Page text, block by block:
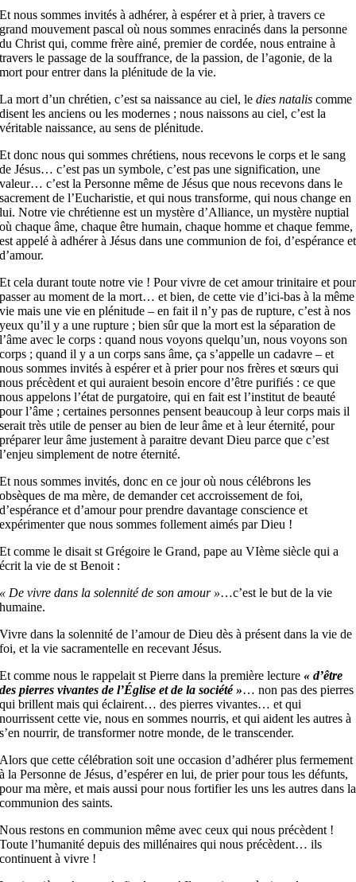
Et nous sommes invités à adhérer, à espérer et à prier, à travers ce
grand mouvement pascal où nous sommes enracinés dans la personne
du Christ qui, comme frère ainé, premier de cordée, nous entraine à
travers le passage de la souffrance, de la passion, de l’agonie, de la
mort pour entrer dans la plénitude de la vie.
La mort d’un chrétien, c’est sa naissance au ciel, ledies natalis comme
disent les anciens ou les modernes ; nous naissons au ciel, c’est la
véritable naissance, au sens de plénitude.
Et donc nous qui sommes chrétiens, nous recevons le corps et le sang
de Jésus… c’est pas un symbole, c’est pas une signification, une
valeur… c’est la Personne même de Jésus que nous recevons dans le
sacrement de l’Eucharistie, et qui nous transforme, qui nous change en
lui. Notre vie chrétienne est un mystère d’Alliance, un mystère nuptial
où chaque âme, chaque être humain, chaque homme et chaque femme,
est appelé à adhérer à Jésus dans une communion de foi, d’espérance et
d’amour.
Et cela durant toute notre vie ! Pour vivre de cet amour trinitaire et pour
passer au moment de la mort… et bien, de cette vie d’ici-bas à la même
vie mais une vie en plénitude – en fait il n’y pas de rupture, c’est à nos
yeux qu’il y a une rupture ; bien sûr que la mort est la séparation de
l’âme avec le corps : quand nous voyons quelqu’un, nous voyons son
corps ; quand il y a un corps sans âme, ça s’appelle un cadavre – et
nous sommes invités à espérer et à prier pour nos frères et sœurs qui
nous précèdent et qui auraient besoin encore d’être purifiés : ce que
nous appelons l’état de purgatoire, qui en fait est l’institut de beauté
pour l’âme ; certaines personnes pensent beaucoup à leur corps mais il
serait très utile de penser au bien de leur âme et à leur éternité, pour
préparer leur âme justement à paraitre devant Dieu parce que c’est
l’enjeu simplement de notre éternité.
Et nous sommes invités, donc en ce jour où nous célébrons les
obsèques de ma mère, de demander cet accroissement de foi,
d’espérance et d’amour pour prendre davantage conscience et
expérimenter que nous sommes follement aimés par Dieu !
Et comme le disait st Grégoire le Grand, pape au VIème siècle qui a
écrit la vie de st Benoit :
« De vivre dans la solennité de son amour »…c’est le but de la vie
humaine.
Vivre dans la solennité de l’amour de Dieu dès à présent dans la vie de
foi, et la vie sacramentelle en recevant Jésus.
Et comme nous le rappelait st Pierre dans la première lecture« d’être
des pierres vivantes de l’Église et de la société »… non pas des pierres
qui brillent mais qui éclairent… des pierres vivantes… et qui
nourrissent cette vie, nous en sommes nourris, et qui aident les autres à
s’en nourrir, de transformer notre monde, de le transcender.
Alors que cette célébration soit une occasion d’adhérer plus fermement
à la Personne de Jésus, d’espérer en lui, de prier pour tous les défunts,
pour ma mère, et mais aussi pour nous fortifier les uns les autres dans la
communion des saints.
Nous restons en communion même avec ceux qui nous précèdent !
Toute l’humanité depuis des millénaires qui nous précèdent… ils
continuent à vivre !